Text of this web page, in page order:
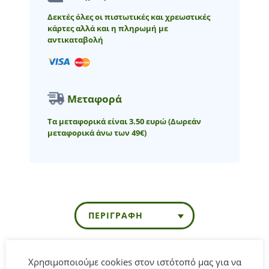
Δεκτές όλες οι πιστωτικές και χρεωστικές
κάρτες αλλά και η πληρωμή με
αντικαταβολή
Μεταφορά
Τα μεταφορικά είναι 3.50 ευρώ(Δωρεάν
μεταφορικά άνω των 49€)
ΠΕΡΙΓΡΑΦΉ
Βερμούδα κοντή φούτερ για Νεογέννητο αγόρι από 0 έως
Χρησιμοποιούμε cookies στον ιστότοπό μας για να